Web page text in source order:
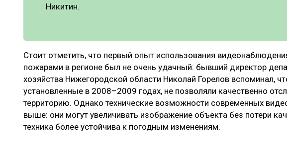
Никитин.
Стоит отметить, что первый опыт использования
пожарами в регионе был не очень удачный: бывший директор
хозяйства Нижегородской области Николай Горелов вспоминал,
установленные в 2008–2009 годах, не позволяли качественно
территорию. Однако технические возможности современных
выше: они могут увеличивать изображение объекта без потери
техника более устойчива к погодным изменениям.